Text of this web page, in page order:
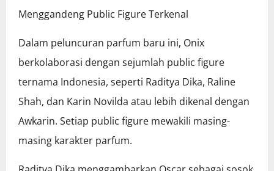
Menggandeng Public Figure Terkenal
Dalam peluncuran parfum baru ini, Onix
berkolaborasi dengan sejumlah public figure
ternama Indonesia, seperti Raditya Dika, Raline
Shah, dan Karin Novilda atau lebih dikenal dengan
Awkarin. Setiap public figure mewakili masing-
masing karakter parfum.